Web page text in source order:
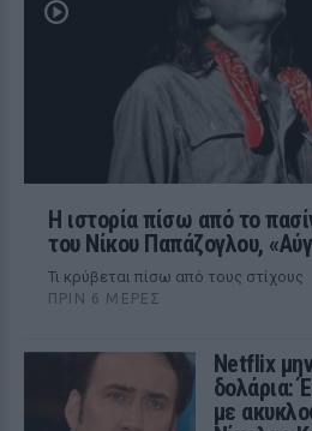
Η ιστορία πίσω από το
του Νίκου Παπάζογλου,
Τι κρύβεται πίσω από τους στίχους
ΠΡΙΝ 6 ΜΈΡΕΣ
Netflix
δολάρια:
με